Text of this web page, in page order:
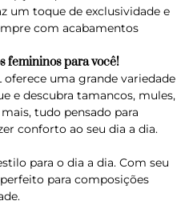
um toque de exclusividade e
com acabamentos
femininos para você!
oferece uma grande variedade
e descubra tamancos, mules,
tudo pensado para
conforto ao seu dia a dia.
para o dia a dia. Com seu
para composições